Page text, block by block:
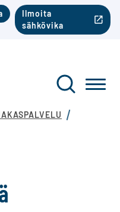
Ilmoita
sähkövika
Toinen
Haku